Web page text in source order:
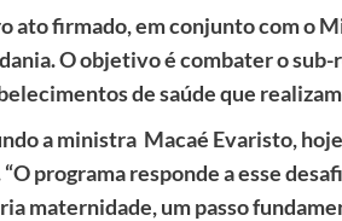
ato firmado, em conjunto com o
O objetivo é combater o
de saúde que
a ministra Macaé Evaristo,
programa responde a esse
maternidade, um passo